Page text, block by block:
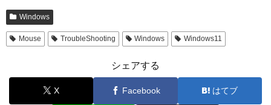
Windows
Mouse TroubleShooting Windows Windows11
シェアする
X Facebook はてブ